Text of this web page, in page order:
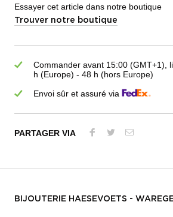
Essayer cet article dans notre boutique
Trouver notre boutique
Commander avant 15:00 (GMT+1),
h (Europe) - 48 h (hors Europe)
Envoi sûr et assuré via
PARTAGER VIA
BIJOUTERIE HAESEVOETS -